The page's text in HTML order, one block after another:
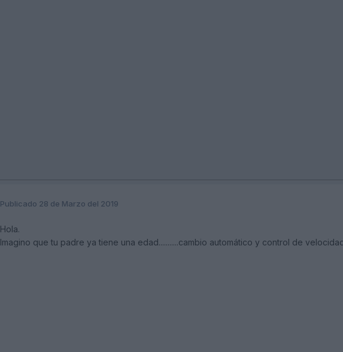
Publicado 28 de Marzo del 2019
Hola.
Imagino que tu padre ya tiene una edad...........cambio automático y control de